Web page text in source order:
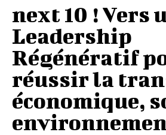
next 10 ! Vers
Leadership
Régénératif
réussir la
économique,